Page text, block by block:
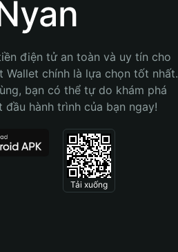
điện tử an toàn và uy tín cho
Wallet chính là lựa chọn tốt nhất.
bạn có thể tự do khám phá
hành trình của bạn ngay!
Tải xuống